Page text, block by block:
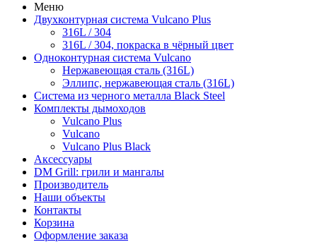
Меню
Двухконтурная система Vulcano Plus
316L / 304
316L / 304, покраска в чёрный цвет
Одноконтурная система Vulcano
Нержавеющая сталь (316L)
Эллипс, нержавеющая сталь (316L)
Система из черного металла Black Steel
Комплекты дымоходов
Vulcano Plus
Vulcano
Vulcano Plus Black
Аксессуары
DM Grill: грили и мангалы
Производитель
Наши объекты
Контакты
Корзина
Оформление заказа